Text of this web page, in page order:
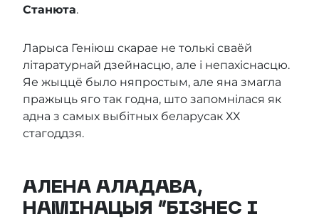
Станюта.
Ларыса Геніюш скарае не толькі сваёй
літаратурнай дзейнасцю, але і непахіснасцю.
Яе жыццё было няпростым, але яна змагла
пражыць яго так годна, што запомнілася як
адна з самых выбітных беларусак ХХ
стагоддзя.
АЛЕНА АЛАДАВА,
НАМІНАЦЫЯ “БІЗНЕС І